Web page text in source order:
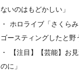
ないのはもどかしい」
ホロライブ「さくら
ゴースティングしたと野
【注目】【芸能】お
のに」